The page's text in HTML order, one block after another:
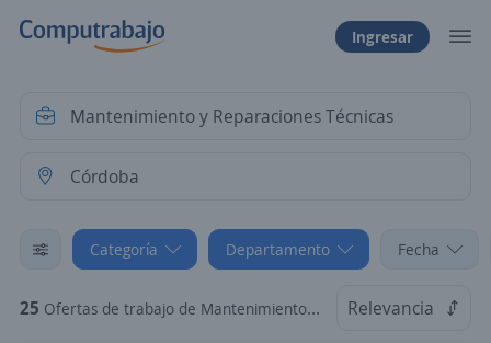
Ingresar
Categoría Departamento Fecha
25 Ofertas de trabajo de Mantenimiento y Reparaciones Técnicas en Córdoba Relevancia